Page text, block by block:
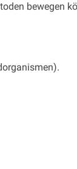
bewegen